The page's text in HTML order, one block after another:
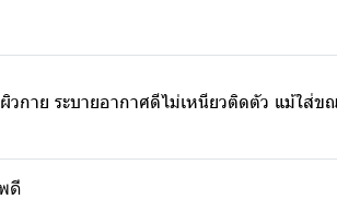
กาย ระบายอากาศดีไม่เหนียวติดตัว แม้ใส่ข
ดี